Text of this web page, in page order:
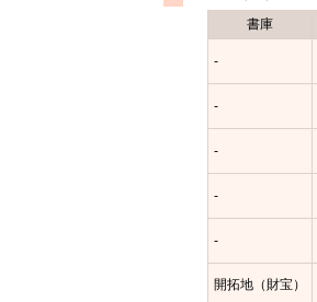
書庫
-
-
-
-
-
開拓地（財宝）